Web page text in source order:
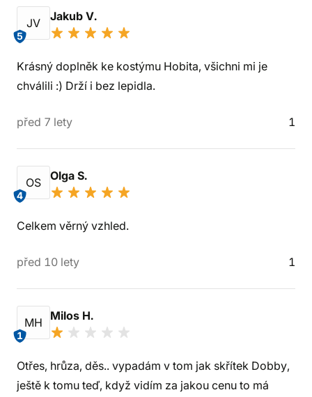
JV
5
Jakub V.
Krásný doplněk ke kostýmu Hobita, všichni mi je
chválili :) Drží i bez lepidla.
před 7 lety 1
OS
4
Olga S.
Celkem věrný vzhled.
před 10 lety 1
MH
1
Milos H.
Otřes, hrůza, děs.. vypadám v tom jak skřítek Dobby,
ještě k tomu teď, když vidím za jakou cenu to má